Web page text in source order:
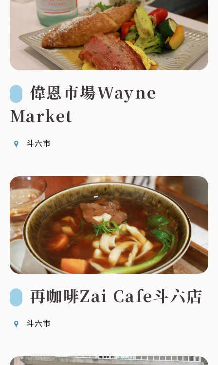
偉恩市場Wayne
Market
斗六市
再咖啡Zai Cafe斗六店
斗六市